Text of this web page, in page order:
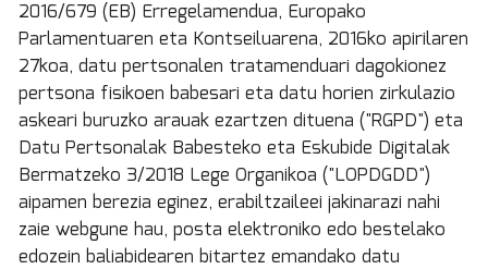
2016/679 (EB) Erregelamendua, Europako
Parlamentuaren eta Kontseiluarena, 2016ko apirilaren
27koa, datu pertsonalen tratamenduari dagokionez
pertsona fisikoen babesari eta datu horien zirkulazio
askeari buruzko arauak ezartzen dituena ("RGPD") eta
Datu Pertsonalak Babesteko eta Eskubide Digitalak
Bermatzeko 3/2018 Lege Organikoa ("LOPDGDD")
aipamen berezia eginez, erabiltzaileei jakinarazi nahi
zaie webgune hau, posta elektroniko edo bestelako
edozein baliabidearen bitartez emandako datu